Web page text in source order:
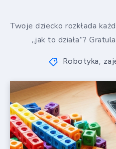
Twoje dziecko rozkłada
„jak to działa”?
Robotyka,